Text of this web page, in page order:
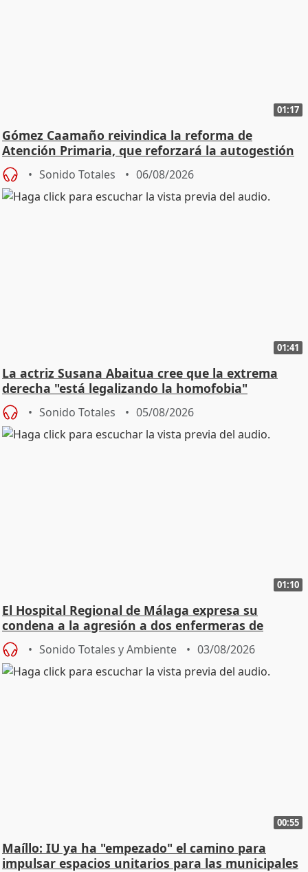
01:17
Gómez Caamaño reivindica la reforma de
Atención Primaria, que reforzará la autogestión
Sonido Totales 06/08/2026
01:41
La actriz Susana Abaitua cree que la extrema
derecha "está legalizando la homofobia"
Sonido Totales 05/08/2026
01:10
El Hospital Regional de Málaga expresa su
condena a la agresión a dos enfermeras de
Urgencias
Sonido Totales y Ambiente 03/08/2026
00:55
Maíllo: IU ya ha "empezado" el camino para
impulsar espacios unitarios para las municipales